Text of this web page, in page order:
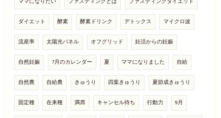
ダイエット 酵素 酵素ドリンク デトックス マイクロ波
流産率 太陽光パネル オフグリッド 妊活からの妊娠
自然妊娠 7月のカレンダー 夏 ママになりました 自給
自然農 自給農 きゅうり 四葉きゅうり 夏節成きゅうり
固定種 在来種 満席 キャンセル待ち 行動力 9月